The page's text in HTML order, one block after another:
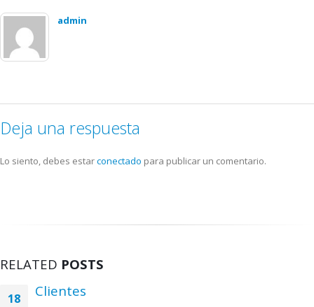
admin
Deja una respuesta
Lo siento, debes estarconectado para publicar un comentario.
RELATED POSTS
18 Clientes